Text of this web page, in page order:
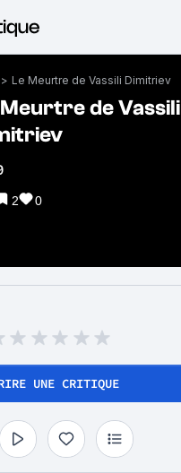
> Le Meurtre de Vassili Dimitriev
de Vassili
2 0
UNE CRITIQUE